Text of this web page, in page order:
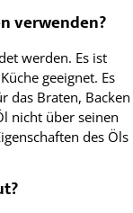
verwenden?
werden. Es ist
geeignet. Es
das Braten, Backen
nicht über seinen
des Öls